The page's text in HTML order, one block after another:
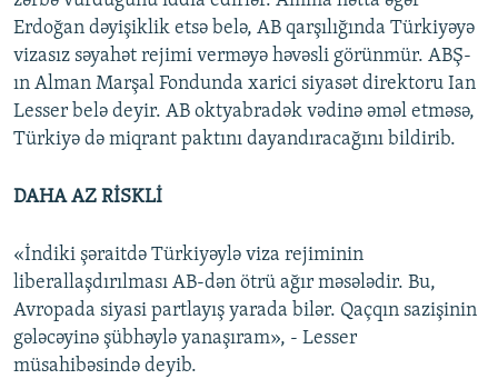
Erdoğan dəyişiklik etsə belə, AB qarşılığında Türkiyəyə
vizasız səyahət rejimi verməyə həvəsli görünmür. ABŞ-
ın Alman Marşal Fondunda xarici siyasət direktoru Ian
Lesser belə deyir. AB oktyabradək vədinə əməl etməsə,
Türkiyə də miqrant paktını dayandıracağını bildirib.
DAHA AZ RİSKLİ
«İndiki şəraitdə Türkiyəylə viza rejiminin
liberallaşdırılması AB-dən ötrü ağır məsələdir. Bu,
Avropada siyasi partlayış yarada bilər. Qaçqın sazişinin
gələcəyinə şübhəylə yanaşıram», - Lesser
müsahibəsində deyib.